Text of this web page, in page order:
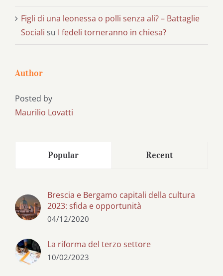
Figli di una leonessa o polli senza ali? – Battaglie
Sociali su I fedeli torneranno in chiesa?
Author
Posted by
Maurilio Lovatti
Popular Recent
Brescia e Bergamo capitali della cultura
2023: sfida e opportunità
04/12/2020
La riforma del terzo settore
10/02/2023